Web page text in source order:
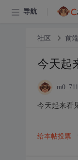
导航
社区 前
今天起
今天起来看
给本帖投票